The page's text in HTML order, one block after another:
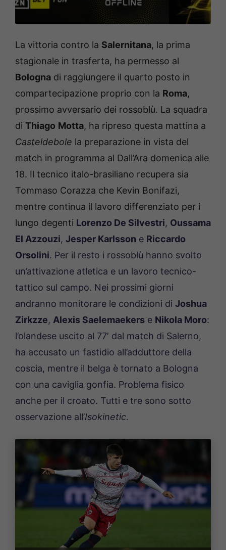
La vittoria contro la Salernitana, la prima
stagionale in trasferta, ha permesso al
Bologna di raggiungere il quarto posto in
compartecipazione proprio con la Roma,
prossimo avversario dei rossoblù. La squadra
di Thiago Motta, ha ripreso questa mattina a
Casteldebole la preparazione in vista del
match in programma al Dall’Ara domenica alle
18. Il tecnico italo-brasiliano recupera sia
Tommaso Corazza che Kevin Bonifazi,
mentre continua il lavoro differenziato per i
lungo degenti Lorenzo De Silvestri, Oussama
El Azzouzi, Jesper Karlsson e Riccardo
Orsolini. Per il resto i rossoblù hanno svolto
un’attivazione atletica e un lavoro tecnico-
tattico sul campo. Nei prossimi giorni
andranno monitorare le condizioni di Joshua
Zirkzze, Alexis Saelemaekers e Nikola Moro:
l’olandese uscito al 77′ dal match di Salerno,
ha accusato un fastidio all’adduttore della
coscia, mentre il belga è tornato a Bologna
con una caviglia gonfia. Problema fisico
anche per il croato. Tutti e tre sono sotto
osservazione all’Isokinetic.